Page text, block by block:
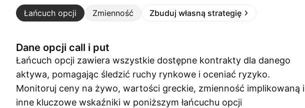
Łańcuch opcji Zmienność Zbuduj własną strategię
Dane opcji call i put
Łańcuch opcji zawiera wszystkie dostępne kontrakty dla danego
aktywa, pomagając śledzić ruchy rynkowe i oceniać ryzyko.
Monitoruj ceny na żywo, wartości greckie, zmienność implikowaną i
inne kluczowe wskaźniki w poniższym łańcuchu opcji